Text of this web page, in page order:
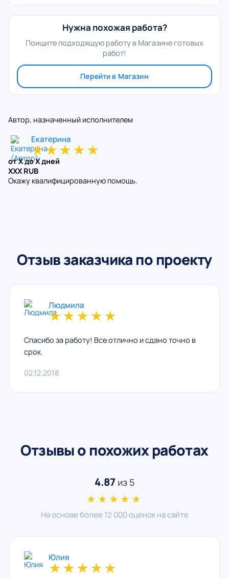
Нужна похожая работа?
Поищите подходящую работу в Магазине готовых
работ!
Перейти в Магазин
Автор, назначенный исполнителем
Екатерина
★★★★★
от X до X дней
XXX RUB
Окажу квалифицированную помощь.
Отзыв заказчика по проекту
Людмила
★★★★★
Спасибо за работу! Все отлично и сдано точно в
срок.
02.12.2018
Отзывы о похожих работах
4.87 из 5
★★★★★
На основе более 12 000 оценок на сайте
Юлия
★★★★★